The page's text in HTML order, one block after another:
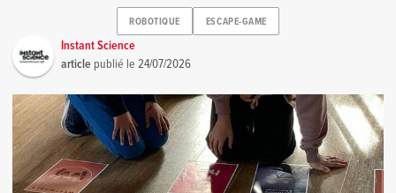
ROBOTIQUE ESCAPE-GAME
Instant Science
article publié le24/07/2026